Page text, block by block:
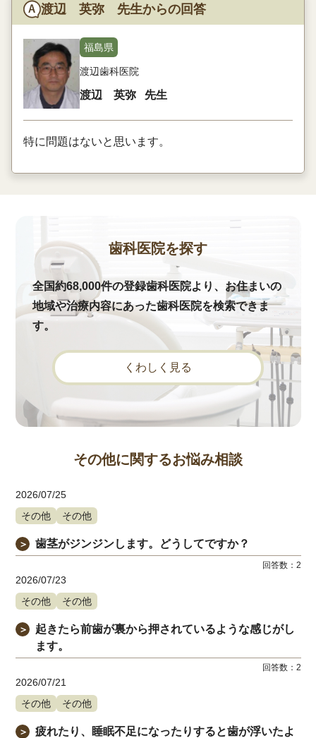
渡辺 英弥 先生からの回答
福島県
渡辺歯科医院
渡辺 英弥 先生
特に問題はないと思います。
歯科医院を探す
全国約68,000件の登録歯科医院より、お住まいの
地域や治療内容にあった歯科医院を検索できま
す。
くわしく見る
その他に関するお悩み相談
2026/07/25
その他
その他
＞ 歯茎がジンジンします。どうしてですか？
回答数： 2
2026/07/23
その他
その他
＞
起きたら前歯が裏から押されているような感じがし
ます。
回答数： 2
2026/07/21
その他
その他
＞
疲れたり、睡眠不足になったりすると歯が浮いたよ